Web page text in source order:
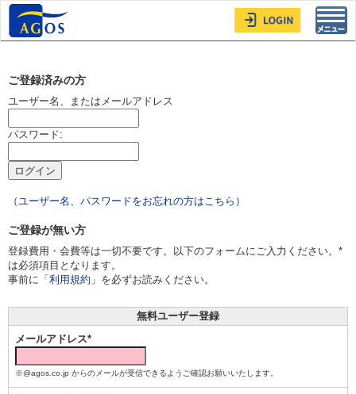
ご登録済みの方
ユーザー名、またはメールアドレス
パスワード:
（ユーザー名、パスワードをお忘れの方はこちら ）
ご登録が無い方
登録費用・会費等は一切不要です。以下のフォームにご入力ください。*
は必須項目となります。
事前に「 利用規約 」を必ずお読みください。
無料ユーザー登録
メールアドレス*
※@agos.co.jp からのメールが受信できるようご確認お願いいたします。